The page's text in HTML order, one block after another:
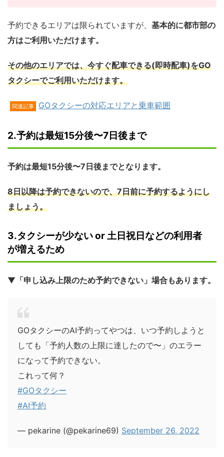
予約できるエリアは限られていますが、 基本的に都市部の
方はご利用いただけます。
その他のエリアでは、今すぐ配車できる(即時配車)をGO
タクシーでご利用いただけます。
関連記事 GOタクシーの対応エリアと乗車範囲
2.予約は最短15分後〜7日後まで
予約は最短15分後〜7日後までとなります。
8日以降は予約できないので、7日前に予約するようにし
ましょう。
3.タクシーが少ない or 土日祝日などの利用者
が増えるため
▼ 「申し込み上限のため予約できない」場合もあります。
GOタクシーのAI予約ってやつは、いつ予約しようと
しても「予約人数の上限に達したので〜」のエラー
になって予約できない。
これって何？
#GOタクシー
#AI予約
— pekarine (@pekarine69) September 26, 2022